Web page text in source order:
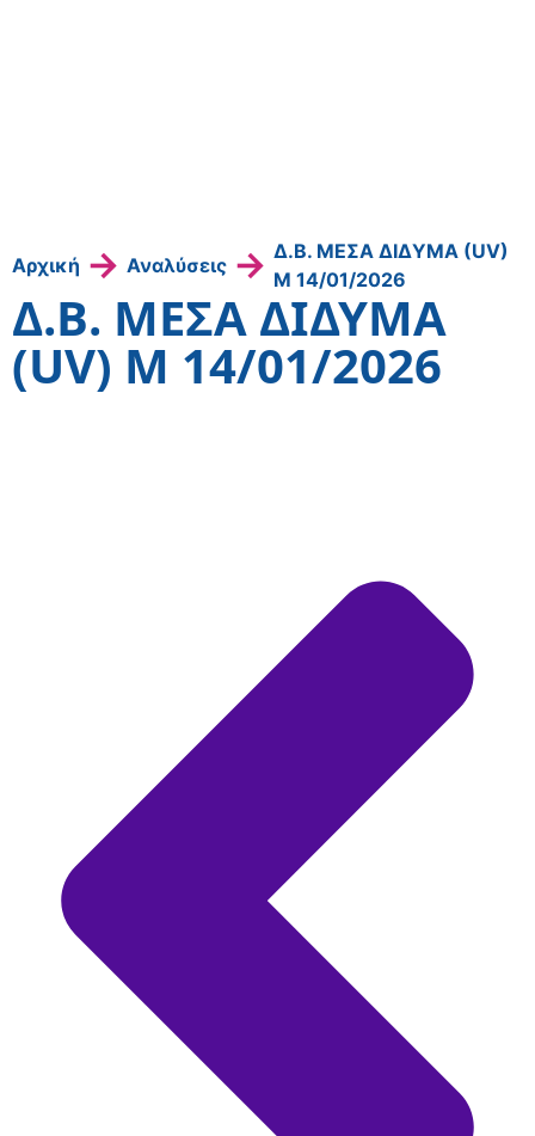
Αρχική → Αναλύσεις → Δ.Β. ΜΕΣΑ ΔΙΔΥΜΑ (UV)
Μ 14/01/2026
Δ.Β. ΜΕΣΑ ΔΙΔΥΜΑ
(UV) Μ 14/01/2026